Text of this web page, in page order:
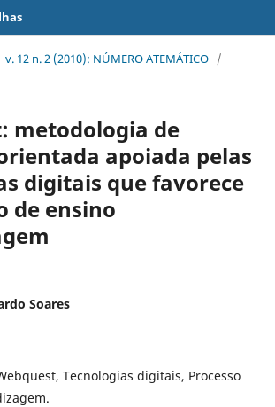
v. 12 n. 2 (2010): NÚMERO ATEMÁTICO /
metodologia de
apoiada pelas
digitais que favorece
de ensino
Soares
Tecnologias digitais, Processo